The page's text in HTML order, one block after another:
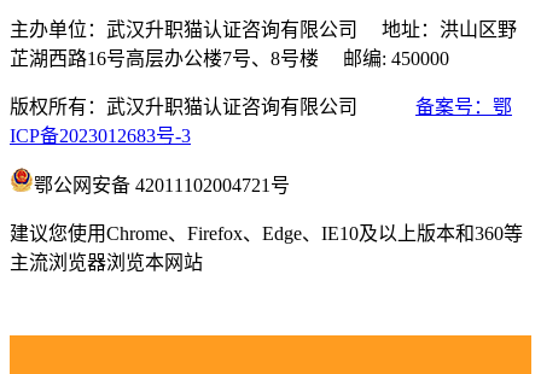
主办单位：武汉升职猫认证咨询有限公司 地址：洪山区野
芷湖西路16号高层办公楼7号、8号楼 邮编: 450000
版权所有：武汉升职猫认证咨询有限公司 备案号：鄂
ICP备2023012683号-3
鄂公网安备 42011102004721号
建议您使用Chrome、Firefox、Edge、IE10及以上版本和360等
主流浏览器浏览本网站